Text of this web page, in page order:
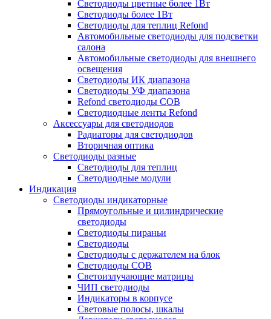
Светодиоды цветные более 1Вт
Светодиоды более 1Вт
Светодиоды для теплиц Refond
Автомобильные светодиоды для подсветки
салона
Автомобильные светодиоды для внешнего
освещения
Светодиоды ИК диапазона
Светодиоды УФ диапазона
Refond светодиоды COB
Светодиодные ленты Refond
Аксессуары для светодиодов
Радиаторы для светодиодов
Вторичная оптика
Светодиоды разные
Светодиоды для теплиц
Светодиодные модули
Индикация
Светодиоды индикаторные
Прямоугольные и цилиндрические
светодиоды
Светодиоды пираньи
Светодиоды
Светодиоды с держателем на блок
Светодиоды COB
Светоизлучающие матрицы
ЧИП светодиоды
Индикаторы в корпусе
Световые полосы, шкалы